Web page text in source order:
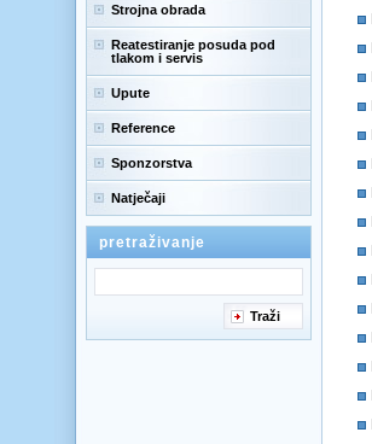
Strojna obrada
Reatestiranje posuda pod
tlakom i servis
Upute
Reference
Sponzorstva
Natječaji
pretraživanje
Traži